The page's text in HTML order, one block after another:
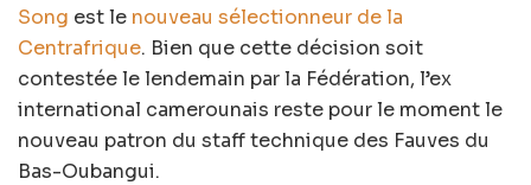
Song est le nouveau sélectionneur de la
Centrafrique. Bien que cette décision soit
contestée le lendemain par la Fédération, l’ex
international camerounais reste pour le moment le
nouveau patron du staff technique des Fauves du
Bas-Oubangui.